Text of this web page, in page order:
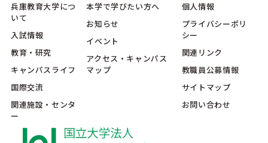
兵庫教育大学につ
いて
入試情報
教育・研究
キャンパスライフ
国際交流
関連施設・センタ
ー
本学で学びたい方へ
お知らせ
イベント
アクセス・キャンパス
マップ
個人情報
プライバシーポリ
シー
関連リンク
教職員公募情報
サイトマップ
お問い合わせ